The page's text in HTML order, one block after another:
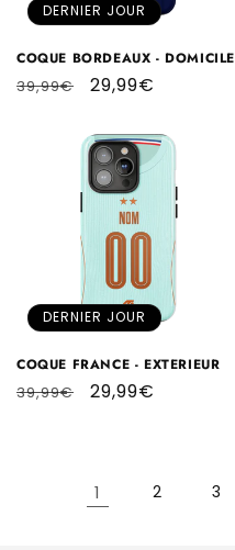
DERNIER JOUR
COQUE BORDEAUX - DOMICILE
Prix
39,99€
Prix
29,99€
DERNIER JOUR
COQUE FRANCE - EXTERIEUR
Prix
39,99€
Prix
29,99€
1 2 3